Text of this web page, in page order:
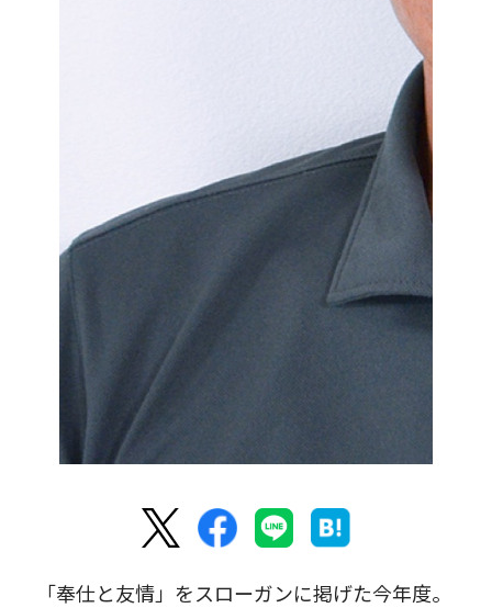
「奉仕と友情」をスローガンに掲げた今年度。